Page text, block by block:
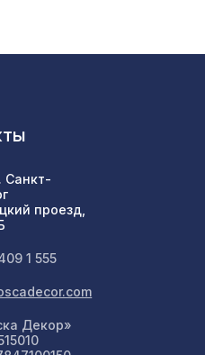
Санкт-
проезд,
1 555
Декор»